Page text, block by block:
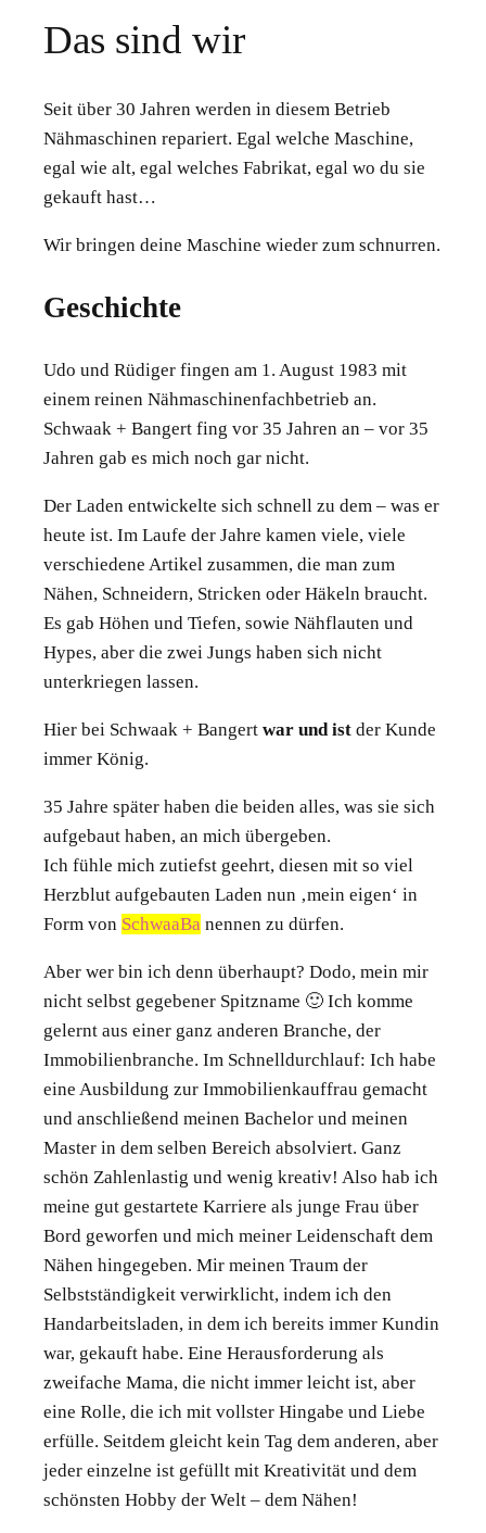
Das sind wir
Seit über 30 Jahren werden in diesem Betrieb
Nähmaschinen repariert. Egal welche Maschine,
egal wie alt, egal welches Fabrikat, egal wo du sie
gekauft hast…
Wir bringen deine Maschine wieder zum schnurren.
Geschichte
Udo und Rüdiger fingen am 1. August 1983 mit
einem reinen Nähmaschinenfachbetrieb an.
Schwaak + Bangert fing vor 35 Jahren an – vor 35
Jahren gab es mich noch gar nicht.
Der Laden entwickelte sich schnell zu dem – was er
heute ist. Im Laufe der Jahre kamen viele, viele
verschiedene Artikel zusammen, die man zum
Nähen, Schneidern, Stricken oder Häkeln braucht.
Es gab Höhen und Tiefen, sowie Nähflauten und
Hypes, aber die zwei Jungs haben sich nicht
unterkriegen lassen.
Hier bei Schwaak + Bangert war und ist der Kunde
immer König.
35 Jahre später haben die beiden alles, was sie sich
aufgebaut haben, an mich übergeben.
Ich fühle mich zutiefst geehrt, diesen mit so viel
Herzblut aufgebauten Laden nun ‚mein eigen‘ in
Form von SchwaaBa nennen zu dürfen.
Aber wer bin ich denn überhaupt? Dodo, mein mir
nicht selbst gegebener Spitzname 🙂 Ich komme
gelernt aus einer ganz anderen Branche, der
Immobilienbranche. Im Schnelldurchlauf: Ich habe
eine Ausbildung zur Immobilienkauffrau gemacht
und anschließend meinen Bachelor und meinen
Master in dem selben Bereich absolviert. Ganz
schön Zahlenlastig und wenig kreativ! Also hab ich
meine gut gestartete Karriere als junge Frau über
Bord geworfen und mich meiner Leidenschaft dem
Nähen hingegeben. Mir meinen Traum der
Selbstständigkeit verwirklicht, indem ich den
Handarbeitsladen, in dem ich bereits immer Kundin
war, gekauft habe. Eine Herausforderung als
zweifache Mama, die nicht immer leicht ist, aber
eine Rolle, die ich mit vollster Hingabe und Liebe
erfülle. Seitdem gleicht kein Tag dem anderen, aber
jeder einzelne ist gefüllt mit Kreativität und dem
schönsten Hobby der Welt – dem Nähen!